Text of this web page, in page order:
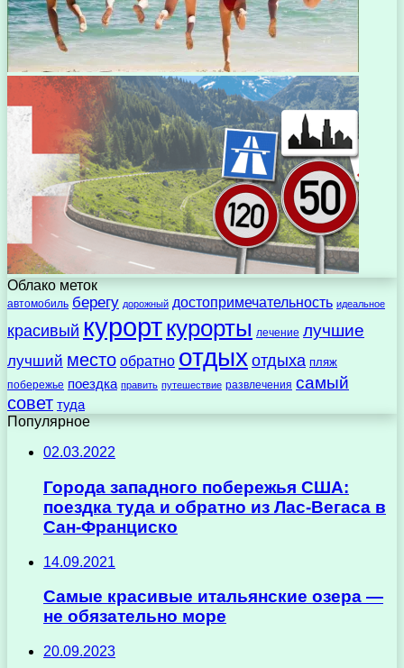
Облако меток
автомобиль берегу дорожный достопримечательность идеальное
красивый курорткурорты лечение лучшие
лучший место обратно отдыхотдыха пляж
побережье поездка править путешествие развлечения самый
совет туда
Популярное
02.03.2022
Города западного побережья США:
поездка туда и обратно из Лас-Вегаса в
Сан-Франциско
14.09.2021
Самые красивые итальянские озера —
не обязательно море
20.09.2023